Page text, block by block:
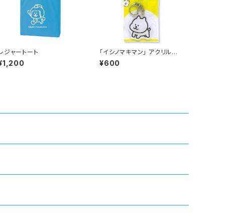
ジャートート
「イシノマキマン」 アクリルキ
ーホルダー（イーヌ）
¥600